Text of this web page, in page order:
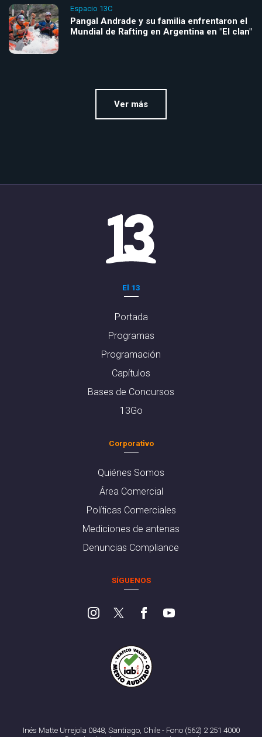
Espacio 13C
Pangal Andrade y su familia enfrentaron el
Mundial de Rafting en Argentina en "El clan"
Ver más
El 13
Portada
Programas
Programación
Capítulos
Bases de Concursos
13Go
Corporativo
Quiénes Somos
Área Comercial
Políticas Comerciales
Mediciones de antenas
Denuncias Compliance
SÍGUENOS
Inés Matte Urrejola 0848, Santiago, Chile - Fono (562) 2 251 4000